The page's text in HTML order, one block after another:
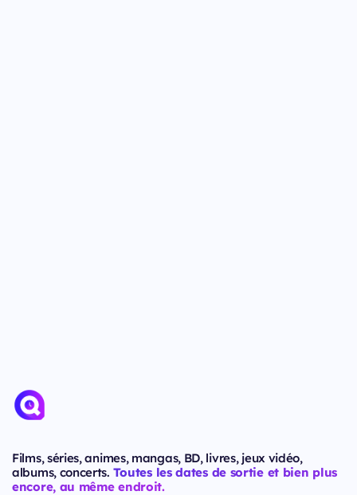
Films, séries, animes, mangas, BD, livres, jeux vidéo,
albums, concerts. Toutes les dates de sortie et bien plus
encore, au même endroit.